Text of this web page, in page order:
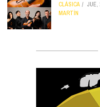
CLÁSICA JUE,
MARTÍN